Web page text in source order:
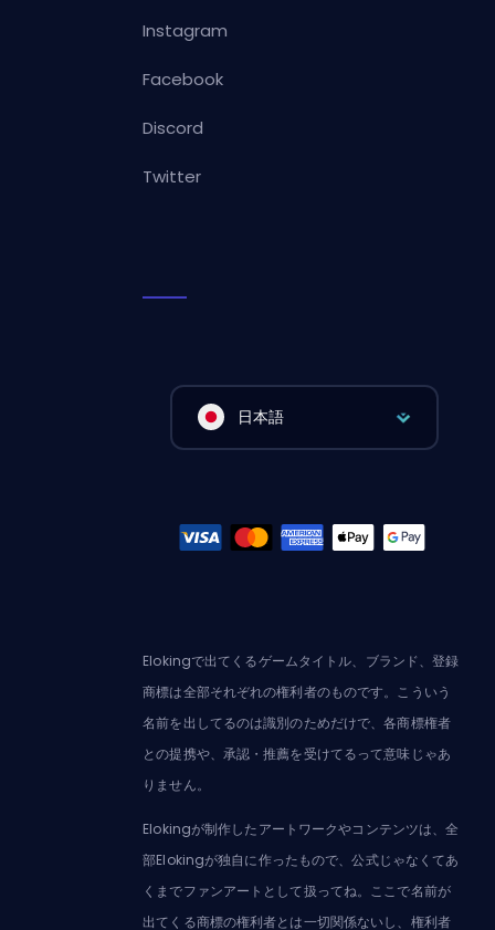
Instagram
Facebook
Discord
Twitter
日本語
Elokingで出てくるゲームタイトル、ブランド、登録
商標は全部それぞれの権利者のものです。こういう
名前を出してるのは識別のためだけで、各商標権者
との提携や、承認・推薦を受けてるって意味じゃあ
りません。
Elokingが制作したアートワークやコンテンツは、全
部Elokingが独自に作ったもので、公式じゃなくてあ
くまでファンアートとして扱ってね。ここで名前が
出てくる商標の権利者とは一切関係ないし、権利者